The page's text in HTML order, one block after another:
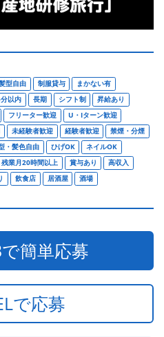
型自由 制服貸与
まかない有
以内 長期 シフト制
昇給あり
フリーター歓迎
U・Iターン歓迎
未経験者歓迎 経験者歓迎
禁煙・分煙
・髪色自由 ひげOK
ネイルOK
残業月20時間以上 賞与あり
高収入
飲食店 居酒屋 酒場
簡単応募
で応募